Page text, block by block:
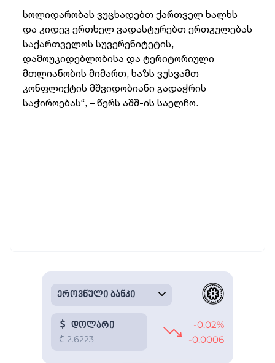
სოლიდარობას ვუცხადებთ ქართველ ხალხს
და კიდევ ერთხელ ვადასტურებთ ერთგულებას
საქართველოს სუვერენიტეტის,
დამოუკიდებლობისა და ტერიტორიული
მთლიანობის მიმართ, ხაზს ვუსვამთ
კონფლიქტის მშვიდობიანი გადაჭრის
საჭიროებას“, – წერს აშშ-ის საელჩო.